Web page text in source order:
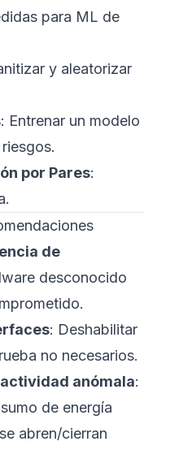
para ML de
y aleatorizar
: Entrenar un modelo
por Pares:
de
desconocido
: Deshabilitar
no necesarios.
anómala:
de energía
abren/cierran